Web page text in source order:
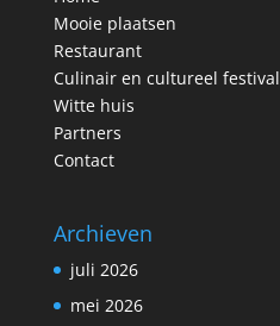
Mooie plaatsen
Restaurant
Culinair en cultureel festival
Witte huis
Partners
Contact
Archieven
juli 2026
mei 2026